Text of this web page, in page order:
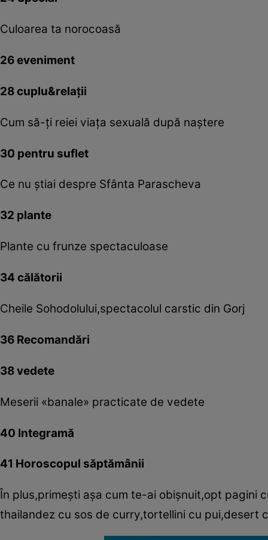
Culoarea ta norocoasă
26 eveniment
28 cuplu&relaţii
Cum să-ţi reiei viaţa sexuală după naştere
30 pentru suflet
Ce nu ştiai despre Sfânta Parascheva
32 plante
Plante cu frunze spectaculoase
34 călătorii
Cheile Sohodolului,spectacolul carstic din Gorj
36 Recomandări
38 vedete
Meserii «banale» practicate de vedete
40 Integramă
41 Horoscopul săptămânii
În plus,primeşti aşa cum te-ai obişnuit,opt pagini
thailandez cu sos de curry,tortellini cu pui,desert